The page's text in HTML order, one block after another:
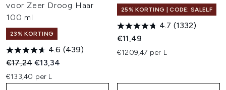
voor Zeer Droog Haar
100 ml
23% KORTING
4.6 (439)
Recommended Retail Price:
€17,24Huidige prijs:
€13,34
€133,40 per L
25% KORTING | CODE: SALELF
4.7 (1332)
€11,49
€1209,47 per L